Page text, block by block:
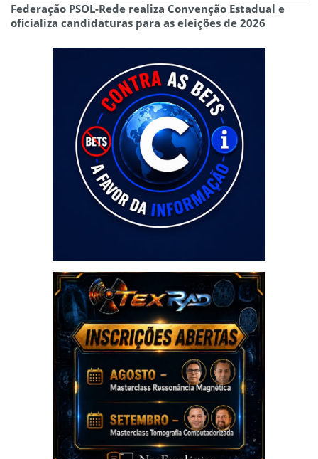
Federação PSOL-Rede realiza Convenção Estadual e
oficializa candidaturas para as eleições de 2026